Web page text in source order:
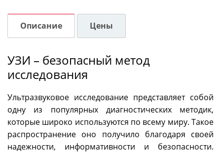
Описание Цены
УЗИ – безопасный метод
исследования
Ультразвуковое исследование представляет собой
одну из популярных диагностических методик,
которые широко используются по всему миру. Такое
распространение оно получило благодаря своей
надежности, информативности и безопасности.